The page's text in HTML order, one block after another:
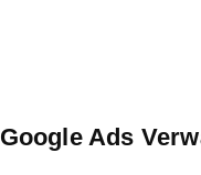
Google Ads